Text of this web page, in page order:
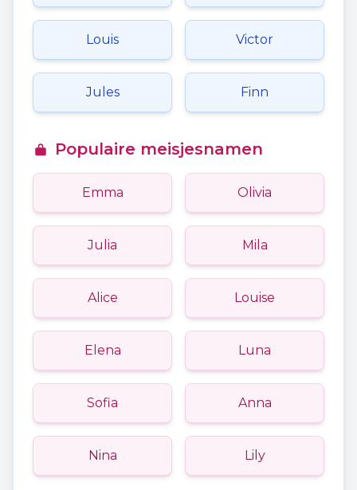
Louis Victor
Jules Finn
Populaire meisjesnamen
Emma Olivia
Julia Mila
Alice Louise
Elena Luna
Sofia Anna
Nina Lily